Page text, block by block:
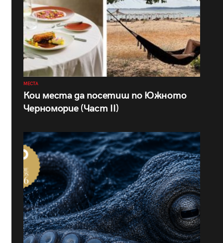
МЕСТА
Кои места да посетиш по Южното
Черноморие (Част II)